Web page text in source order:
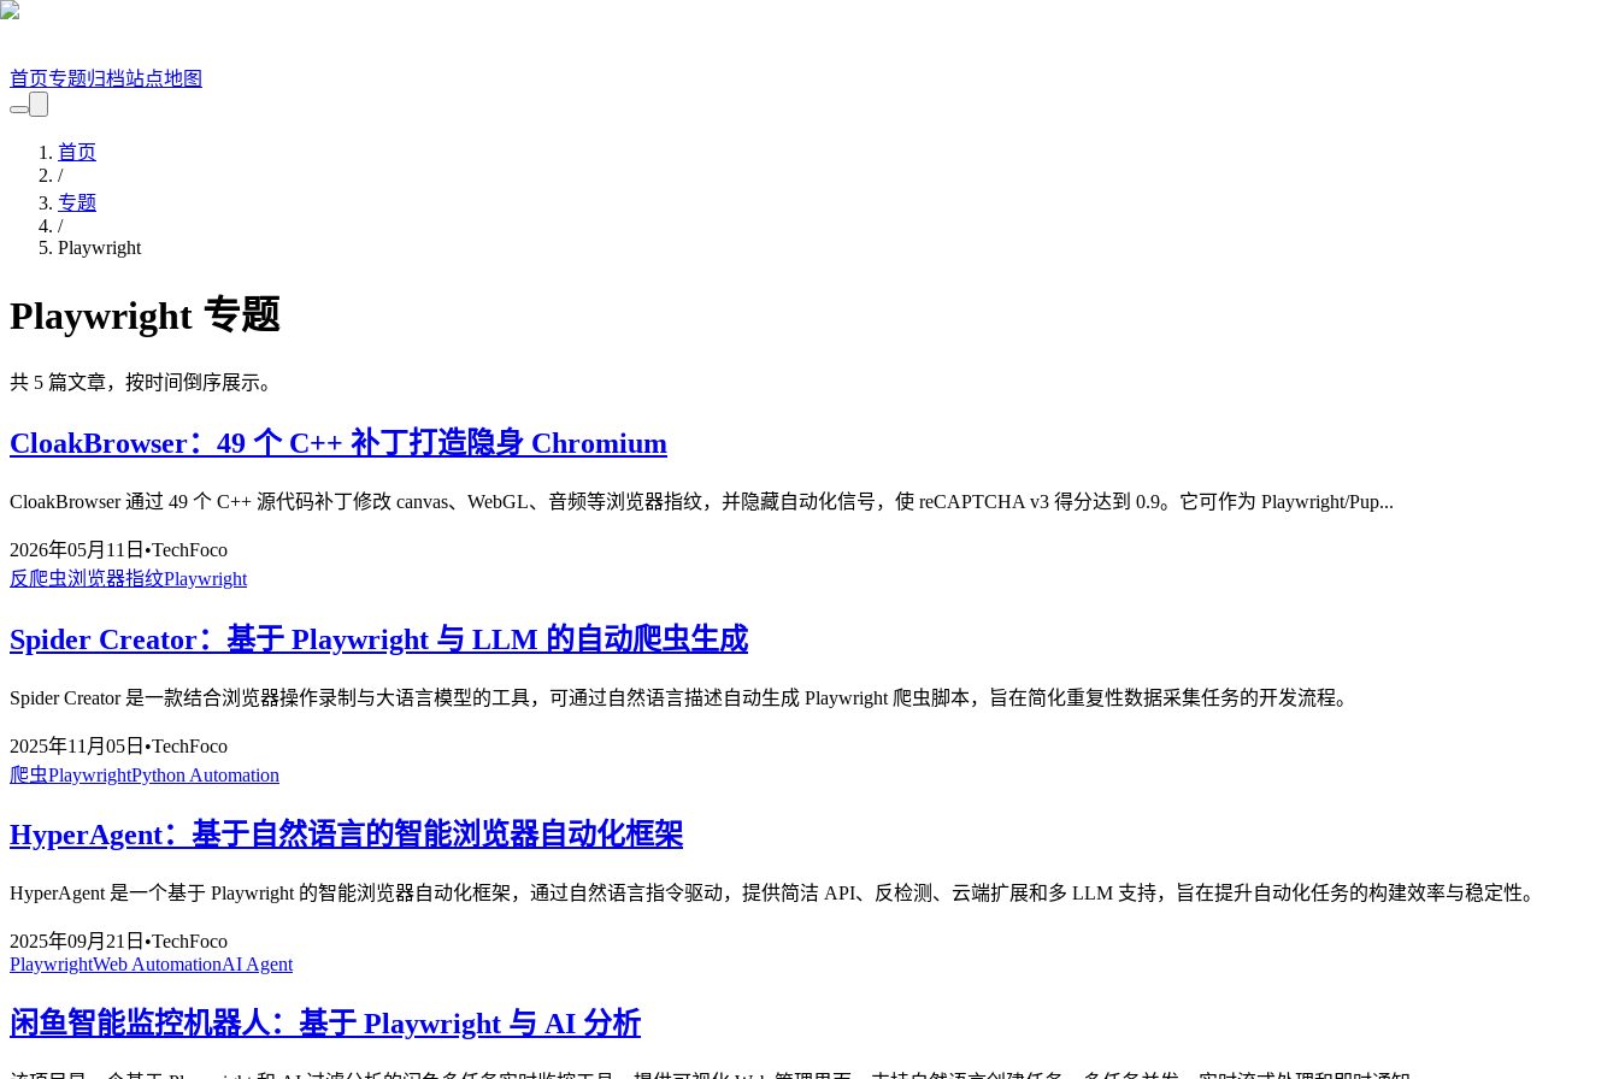
首页专题归档站点地图
首页
/
专题
/
Playwright
Playwright 专题
共 5 篇文章，按时间倒序展示。
CloakBrowser：49 个 C++ 补丁打造隐身 Chromium
CloakBrowser 通过 49 个 C++ 源代码补丁修改 canvas、WebGL、音频等浏览器指纹，并隐藏自动化信号，使 reCAPTCHA v3 得分达到 0.9。它可作为 Playwright/Pup...
2026年05月11日 •TechFoco
反爬虫浏览器指纹Playwright
Spider Creator：基于 Playwright 与 LLM 的自动爬虫生成
Spider Creator 是一款结合浏览器操作录制与大语言模型的工具，可通过自然语言描述自动生成 Playwright 爬虫脚本，旨在简化重复性数据采集任务的开发流程。
2025年11月05日 •TechFoco
爬虫PlaywrightPython Automation
HyperAgent：基于自然语言的智能浏览器自动化框架
HyperAgent 是一个基于 Playwright 的智能浏览器自动化框架，通过自然语言指令驱动，提供简洁 API、反检测、云端扩展和多 LLM 支持，旨在提升自动化任务的构建效率与稳定性。
2025年09月21日 •TechFoco
PlaywrightWeb AutomationAI Agent
闲鱼智能监控机器人：基于 Playwright 与 AI 分析